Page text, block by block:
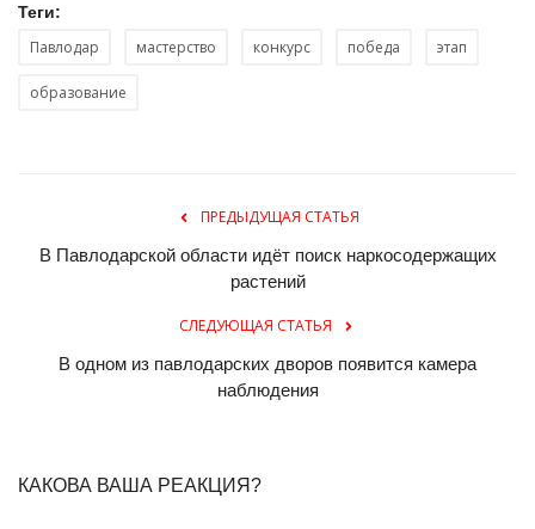
Теги:
Павлодар мастерство конкурс победа этап
образование
ПРЕДЫДУЩАЯ СТАТЬЯ
В Павлодарской области идёт поиск наркосодержащих
растений
СЛЕДУЮЩАЯ СТАТЬЯ
В одном из павлодарских дворов появится камера
наблюдения
КАКОВА ВАША РЕАКЦИЯ?